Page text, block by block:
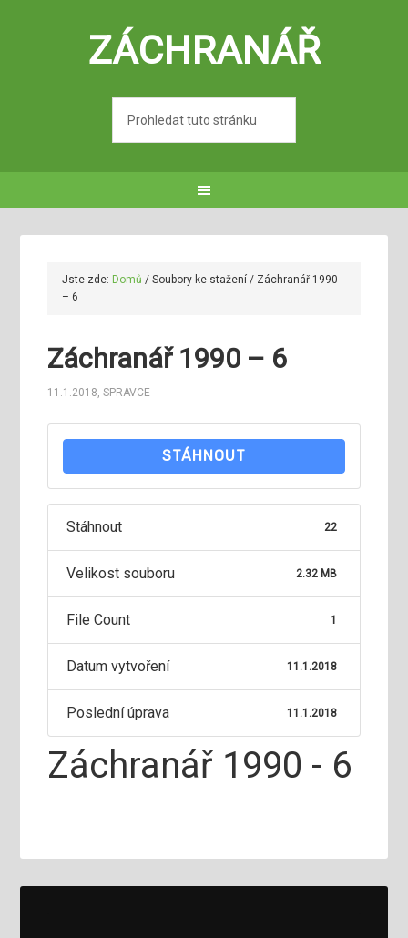
ZÁCHRANÁŘ
Jste zde: Domů / Soubory ke stažení/ Záchranář 1990
– 6
Záchranář 1990 – 6
11.1.2018,SPRAVCE
STÁHNOUT
Stáhnout 22
Velikost souboru 2.32 MB
File Count 1
Datum vytvoření 11.1.2018
Poslední úprava 11.1.2018
Záchranář 1990 - 6